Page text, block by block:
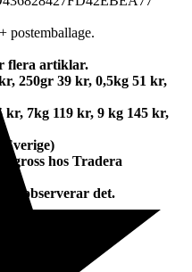
postemballage.
flera artiklar.
250gr 39 kr, 0,5kg 51 kr,
kr, 7kg 119 kr, 9 kg 145 kr,
hos Tradera
vi observerar det.